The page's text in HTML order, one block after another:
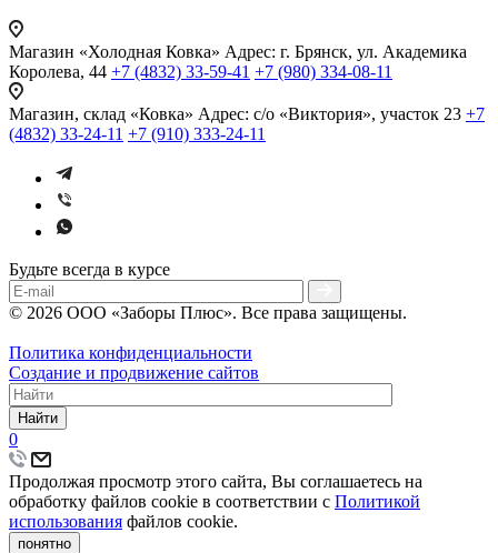
Магазин «Холодная Ковка» Адрес: г. Брянск, ул. Академика
Королева, 44 +7 (4832) 33-59-41 +7 (980) 334-08-11
Магазин, склад «Ковка» Адрес: с/о «Виктория», участок 23 +7
(4832) 33-24-11 +7 (910) 333-24-11
Будьте всегда в курсе
© 2026 ООО «Заборы Плюс». Все права защищены.
Политика конфиденциальности
Создание и продвижение сайтов
Найти
0
Продолжая просмотр этого сайта, Вы соглашаетесь на
обработку файлов cookie в соответствии с Политикой
использования файлов cookie.
понятно